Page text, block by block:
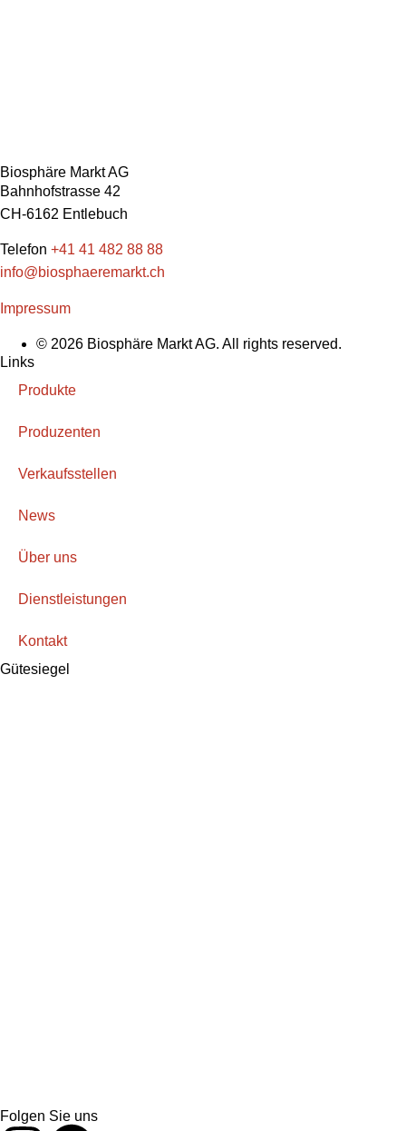
Biosphäre Markt AG
Bahnhofstrasse 42
CH-6162 Entlebuch
Telefon +41 41 482 88 88
info@biosphaeremarkt.ch
Impressum
© 2026 Biosphäre Markt AG. All rights reserved.
Links
Produkte
Produzenten
Verkaufsstellen
News
Über uns
Dienstleistungen
Kontakt
Gütesiegel
Folgen Sie uns